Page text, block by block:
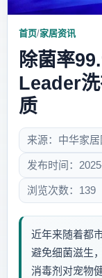
首页/家居资讯
除菌率
Leader
质
来源：中华家居
发布时间：
浏览次数：139
近年来随着都
避免细菌滋生
消毒剂对宠物